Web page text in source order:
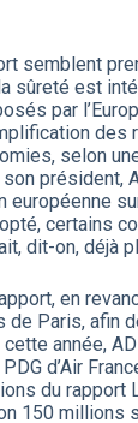
semblent
sûreté est
par
des
selon
président,
européenne
certains
dit-on, déjà
en
de Paris, afin
cette année,
d’Air
du rapport
150 millions